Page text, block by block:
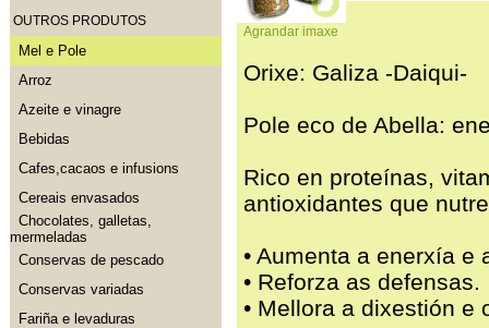
OUTROS PRODUTOS
Mel e Pole
Arroz
Azeite e vinagre
Bebidas
Cafes,cacaos e infusions
Cereais envasados
Chocolates, galletas,
mermeladas
Conservas de pescado
Conservas variadas
Fariña e levaduras
Agrandar imaxe
Orixe: Galiza -Daiqui-
Pole eco de Abella:
Rico en proteínas,
antioxidantes que
• Aumenta a enerxía e
• Reforza as defensas.
• Mellora a dixestión e